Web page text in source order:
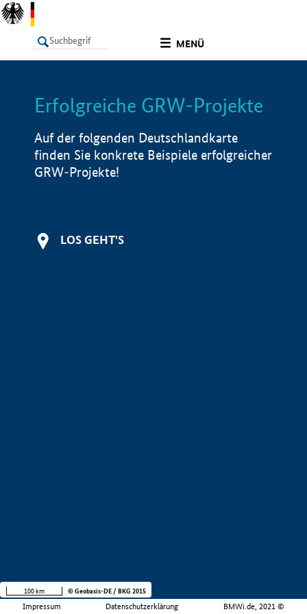
MENÜ
LISTE Info
Erfolgreiche GRW-Projekte
Auf der folgenden Deutschlandkarte
finden Sie konkrete Beispiele erfolgreicher
GRW-Projekte!
LOS GEHT'S
Impressum Datenschutzerklärung BMWi.de, 2021 ©
100 km © Geobasis-DE / BKG 2015